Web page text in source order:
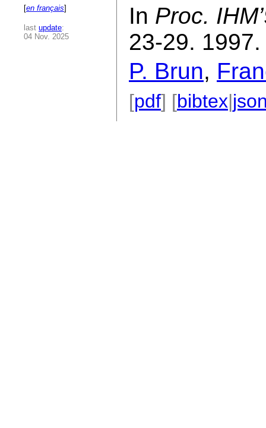
[en français]
last update:
04 Nov. 2025
In Proc.
23-29. 1997.
P. Brun,
[pdf] [bibtex|